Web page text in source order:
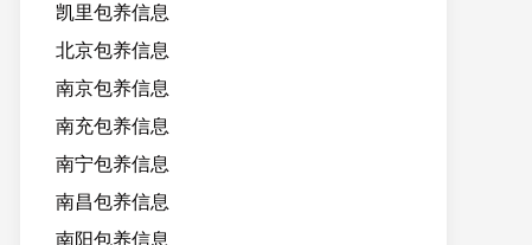
凯里包养信息
北京包养信息
南京包养信息
南充包养信息
南宁包养信息
南昌包养信息
南阳包养信息